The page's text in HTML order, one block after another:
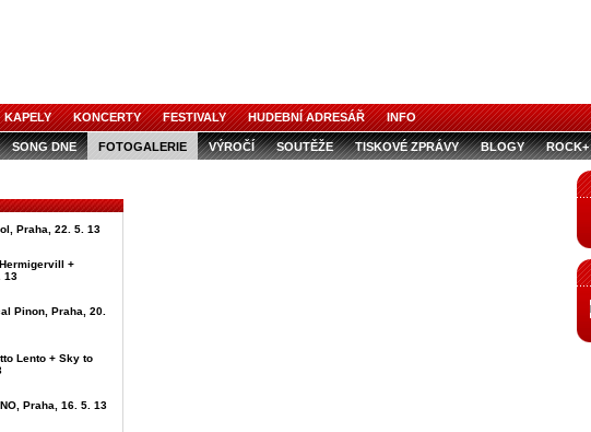
KAPELY KONCERTY FESTIVALY HUDEBNÍ ADRESÁŘ INFO
SONG DNE FOTOGALERIE VÝROČÍ SOUTĚŽE TISKOVÉ ZPRÁVY BLOGY ROCK+
Praha, 22. 5. 13
+
13
Pinon, Praha, 20.
Lento + Sky to
Praha, 16. 5. 13